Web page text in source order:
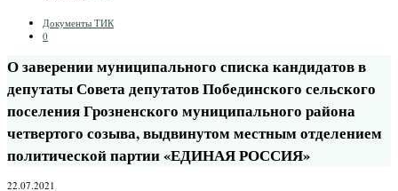
Документы ТИК
0
О заверении муниципального списка кандидатов в
депутаты Совета депутатов Побединского сельского
поселения Грозненского муниципального района
четвертого созыва, выдвинутом местным отделением
политической партии «ЕДИНАЯ РОССИЯ»
22.07.2021